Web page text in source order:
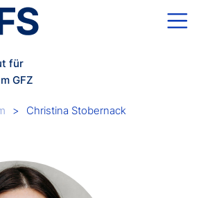
für
GFZ
Christina Stobernack